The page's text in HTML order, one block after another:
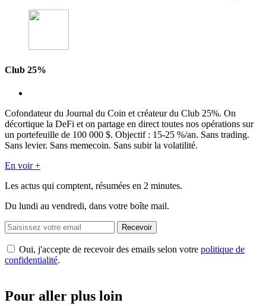
Club 25%
Cofondateur du Journal du Coin et créateur du Club 25%. On
décortique la DeFi et on partage en direct toutes nos opérations sur
un portefeuille de 100 000 $. Objectif : 15-25 %/an. Sans trading.
Sans levier. Sans memecoin. Sans subir la volatilité.
En voir +
Les actus qui comptent, résumées en 2 minutes.
Du lundi au vendredi, dans votre boîte mail.
Recevoir
Oui, j'accepte de recevoir des emails selon votre politique de
confidentialité.
Pour aller plus loin